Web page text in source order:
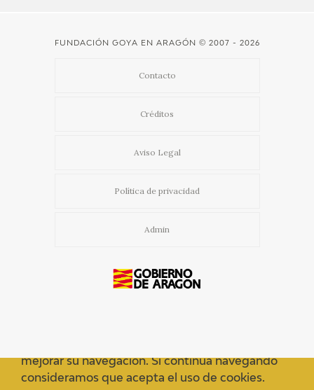
FUNDACIÓN GOYA EN ARAGÓN © 2007 - 2026
Contacto
Créditos
Aviso Legal
Política de privacidad
Admin
mejorar su navegación. Si continua navegando
consideramos que acepta el uso de cookies.